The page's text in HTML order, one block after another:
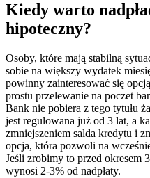
Kiedy warto
hipoteczny?
Osoby, które mają stabilną
sobie na większy wydatek
powinny zainteresować się
prostu przelewanie na poczet
Bank nie pobiera z tego tytułu
jest regulowana już od 3 lat, a
zmniejszeniem salda kredytu i
opcja, która pozwoli na
Jeśli zrobimy to przed okresem
wynosi 2-3% od nadpłaty.